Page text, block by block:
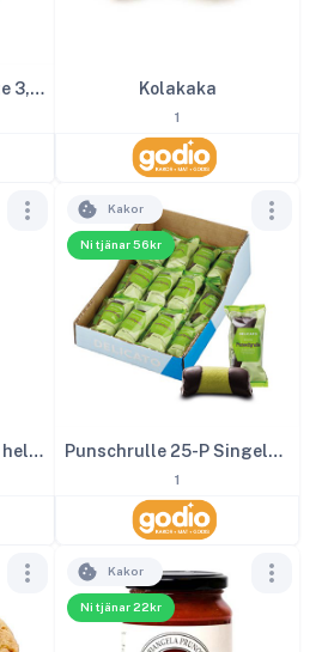
Hallon & Lakrits Fudge 3,2kg Kolakaka
1
Espresso Kodagu 5.5, hela kaffe bönor 1000g
Ni tjänar 56kr
Kakor
Punschrulle 25-P Singelpackad
1
Ni tjänar 22kr
Kakor